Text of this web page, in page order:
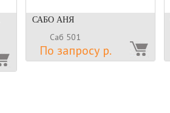
САБО АНЯ
Саб 501
По запросу р.